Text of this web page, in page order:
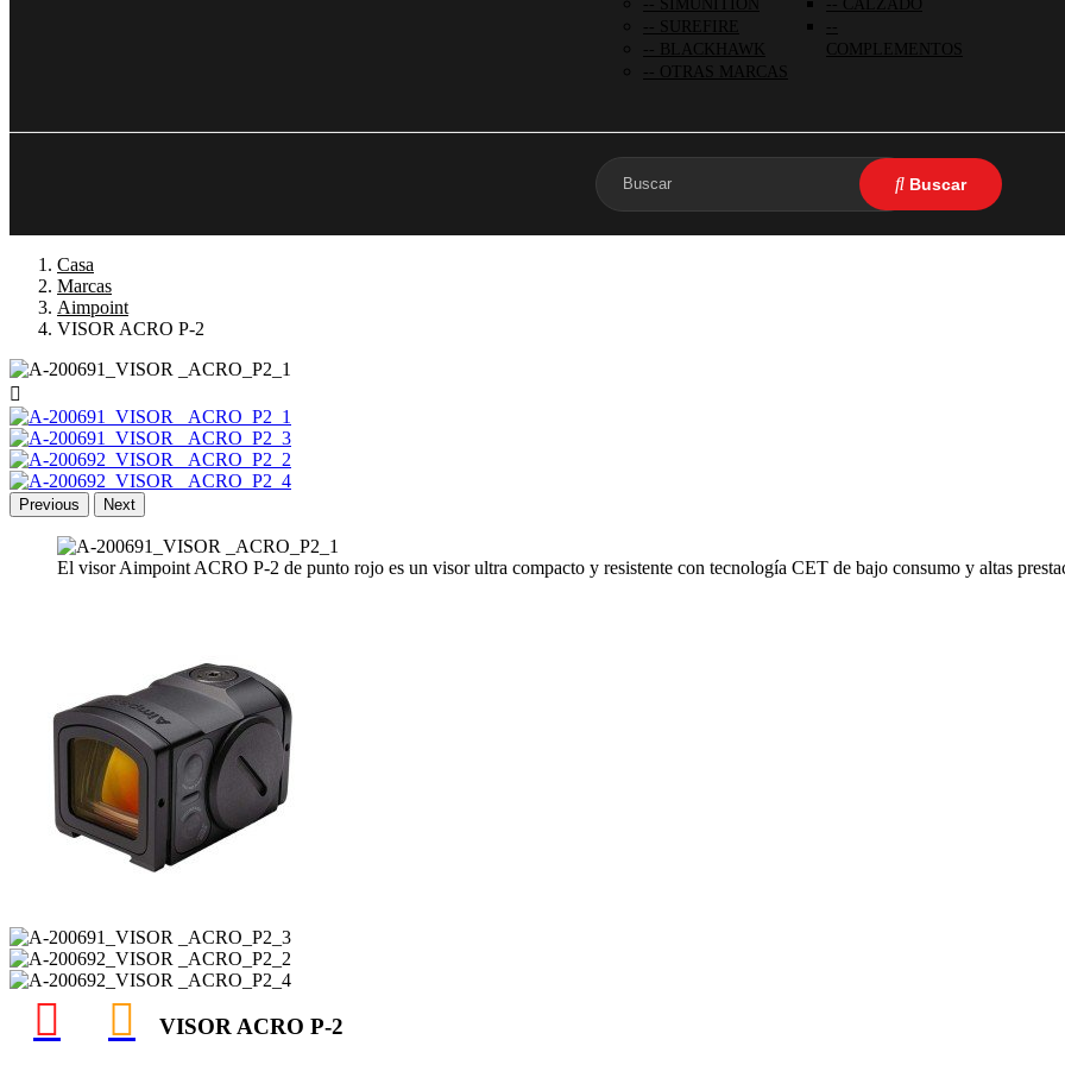
CALZADO
COMPLEMENTOS
SIMUNITION
SUREFIRE
BLACKHAWK
OTRAS MARCAS
Casa
Marcas
Aimpoint
VISOR ACRO P-2

Previous Next
El visor Aimpoint ACRO P-2 de punto rojo es un visor ultra compacto y resistente con tecnología CET de bajo consumo y altas
VISOR ACRO P-2